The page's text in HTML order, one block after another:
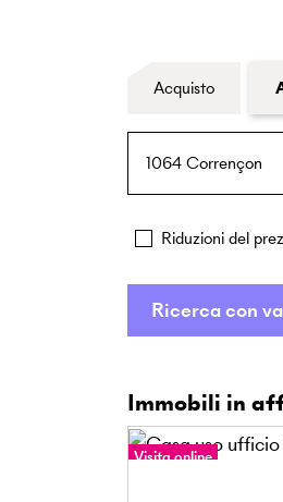
Modulo di
Acquisto
Riduzioni del
Ricerca con
Immobili in
Visita online